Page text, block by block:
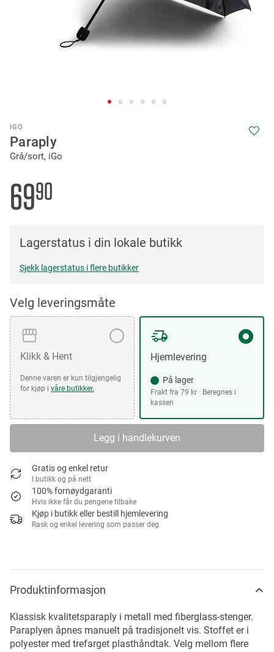
IGO
Paraply
Grå/sort, iGo
6990
Lagerstatus i din lokale butikk
Sjekk lagerstatus i flere butikker
Velg leveringsmåte
Klikk & Hent
Denne varen er kun tilgjengelig
for kjøp i våre butikker.
Hjemlevering
På lager
Frakt fra 79 kr · Beregnes i
kassen
Legg i handlekurven
Gratis og enkel retur
I butikk og på nett
100% fornøydgaranti
Hvis ikke får du pengene tilbake
Kjøp i butikk eller bestill hjemlevering
Rask og enkel levering som passer deg
to
the
beginning
the
images
gallery
Produktinformasjon
Klassisk kvalitetsparaply i metall med fiberglass-stenger.
Paraplyen åpnes manuelt på tradisjonelt vis. Stoffet er i
polyester med trefarget plasthåndtak. Velg mellom flere